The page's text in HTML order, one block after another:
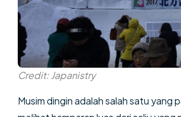
Credit: Japanistry
Musim dingin adalah salah satu